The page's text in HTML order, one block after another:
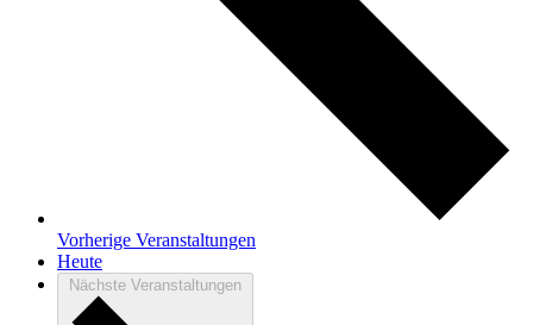
Vorherige Veranstaltungen
Heute
Nächste Veranstaltungen